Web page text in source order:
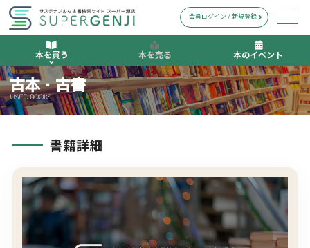
本を買う 本を売る 本のイベント
会員ログイン / 新規登録
古本・古書
USED BOOKS
書籍詳細